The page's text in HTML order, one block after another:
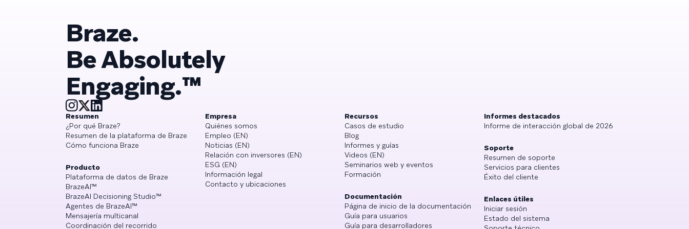
Braze.
Be Absolutely
Engaging.™
Resumen
¿Por qué Braze?
Resumen de la plataforma de Braze
Cómo funciona Braze
Producto
Plataforma de datos de Braze
BrazeAI™
BrazeAI Decisioning Studio™
Agentes de BrazeAI™
Mensajería multicanal
Coordinación del recorrido
Empresa
Quiénes somos
Empleo (EN)
Noticias (EN)
Relación con inversores (EN)
ESG (EN)
Información legal
Contacto y ubicaciones
Recursos
Casos de estudio
Blog
Informes y guías
Videos (EN)
Seminarios web y eventos
Formación
Documentación
Página de inicio de la documentación
Guía para usuarios
Guía para desarrolladores
Informes destacados
Informe de interacción global de 2026
Soporte
Resumen de soporte
Servicios para clientes
Éxito del cliente
Enlaces útiles
Iniciar sesión
Estado del sistema